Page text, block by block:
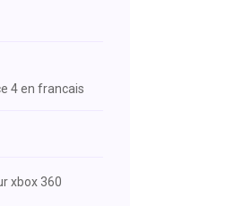
4 en francais
xbox 360